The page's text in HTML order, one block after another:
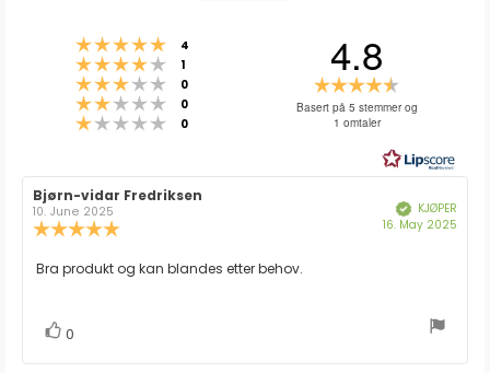
Karakter: 5 av 5 mulige
4
Karakter: 4 av 5 mulige
1
Karakter: 3 av 5 mulige
0
Karakter: 2 av 5 mulige
0
Karakter: 1 av 5 mulige
0
4.8
4.8
5
mulige
Basert på 5 stemmer og
1 omtaler
Forfatter:
Bjørn-vidar Fredriksen
10. June 2025
av
5
Verifisert
KJØPER
16. May 2025
Omtaletekst:
Bra produkt og kan blandes etter behov.
Liker
0